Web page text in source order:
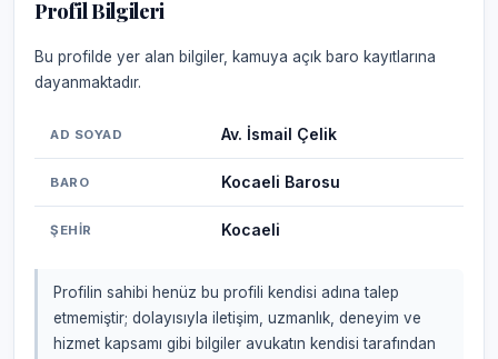
Profil Bilgileri
Bu profilde yer alan bilgiler, kamuya açık baro kayıtlarına
dayanmaktadır.
AD SOYAD Av. İsmail Çelik
BARO Kocaeli Barosu
ŞEHIR Kocaeli
Profilin sahibi henüz bu profili kendisi adına talep
etmemiştir; dolayısıyla iletişim, uzmanlık, deneyim ve
hizmet kapsamı gibi bilgiler avukatın kendisi tarafından